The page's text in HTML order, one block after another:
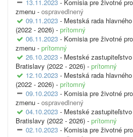
13.11.2023 - Komisia pre životné
zmenu - ospravedlnený
09.11.2023 - Mestská rada
(2022 - 2026) - prítomný
06.11.2023 - Komisia pre životné
zmenu - prítomný
26.10.2023 - Mestské
Bratislavy (2022 - 2026) - prítomný
12.10.2023 - Mestská rada
(2022 - 2026) - prítomný
09.10.2023 - Komisia pre životné
zmenu - ospravedlnený
04.10.2023 - Mestské
Bratislavy (2022 - 2026) - prítomný
02.10.2023 - Komisia pre životné